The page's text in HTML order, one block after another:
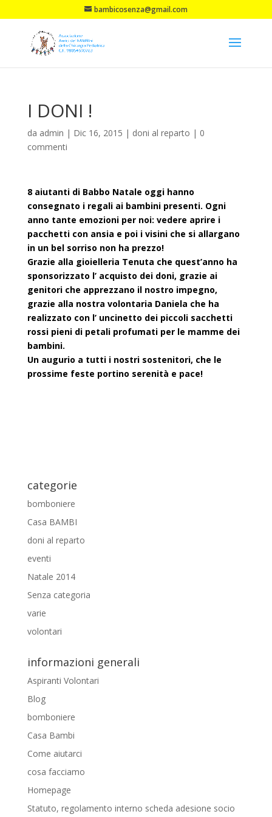
bambicosenza@gmail.com
I DONI !
da admin | Dic 16, 2015 | doni al reparto | 0
commenti
8 aiutanti di Babbo Natale oggi hanno
consegnato i regali ai bambini presenti. Ogni
anno tante emozioni per noi: vedere aprire i
pacchetti con ansia e poi i visini che si allargano
in un bel sorriso non ha prezzo!
Grazie alla gioielleria Tenuta che quest’anno ha
sponsorizzato l’ acquisto dei doni, grazie ai
genitori che apprezzano il nostro impegno,
grazie alla nostra volontaria Daniela che ha
realizzato con l’ uncinetto dei piccoli sacchetti
rossi pieni di petali profumati per le mamme dei
bambini.
Un augurio a tutti i nostri sostenitori, che le
prossime feste portino serenità e pace!
categorie
bomboniere
Casa BAMBI
doni al reparto
eventi
Natale 2014
Senza categoria
varie
volontari
informazioni generali
Aspiranti Volontari
Blog
bomboniere
Casa Bambi
Come aiutarci
cosa facciamo
Homepage
Statuto, regolamento interno scheda adesione socio